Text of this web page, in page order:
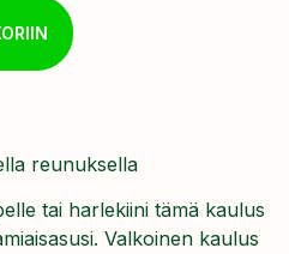
reunuksella
tai harlekiini tämä kaulus
Valkoinen kaulus